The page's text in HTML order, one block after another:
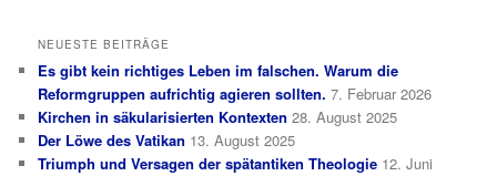
NEUESTE BEITRÄGE
Es gibt kein richtiges Leben im falschen. Warum die
Reformgruppen aufrichtig agieren sollten. 7. Februar 2026
Kirchen in säkularisierten Kontexten 28. August 2025
Der Löwe des Vatikan 13. August 2025
Triumph und Versagen der spätantiken Theologie 12. Juni